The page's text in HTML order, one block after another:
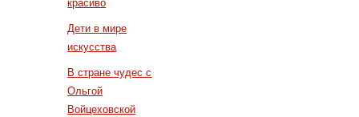
красиво
Дети в мире
искусства
В стране чудес с
Ольгой
Войцеховской